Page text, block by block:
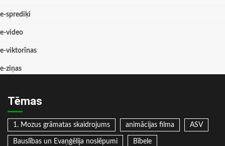
e-sprediķi
e-video
e-viktorīnas
e-ziņas
Tēmas
1. Mozus grāmatas skaidrojums animācijas filma ASV
Bauslības un Evaņģēlija noslēpumi Bībele